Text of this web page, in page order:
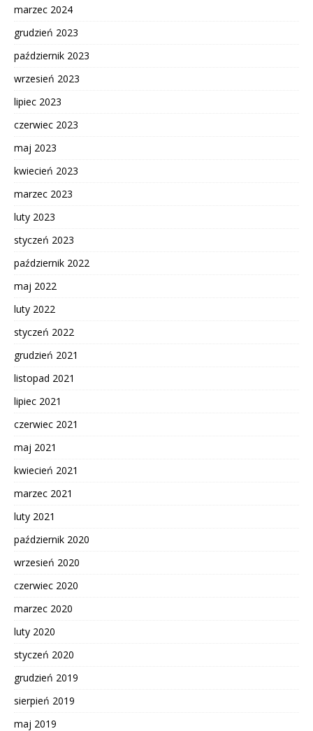
marzec 2024
grudzień 2023
październik 2023
wrzesień 2023
lipiec 2023
czerwiec 2023
maj 2023
kwiecień 2023
marzec 2023
luty 2023
styczeń 2023
październik 2022
maj 2022
luty 2022
styczeń 2022
grudzień 2021
listopad 2021
lipiec 2021
czerwiec 2021
maj 2021
kwiecień 2021
marzec 2021
luty 2021
październik 2020
wrzesień 2020
czerwiec 2020
marzec 2020
luty 2020
styczeń 2020
grudzień 2019
sierpień 2019
maj 2019